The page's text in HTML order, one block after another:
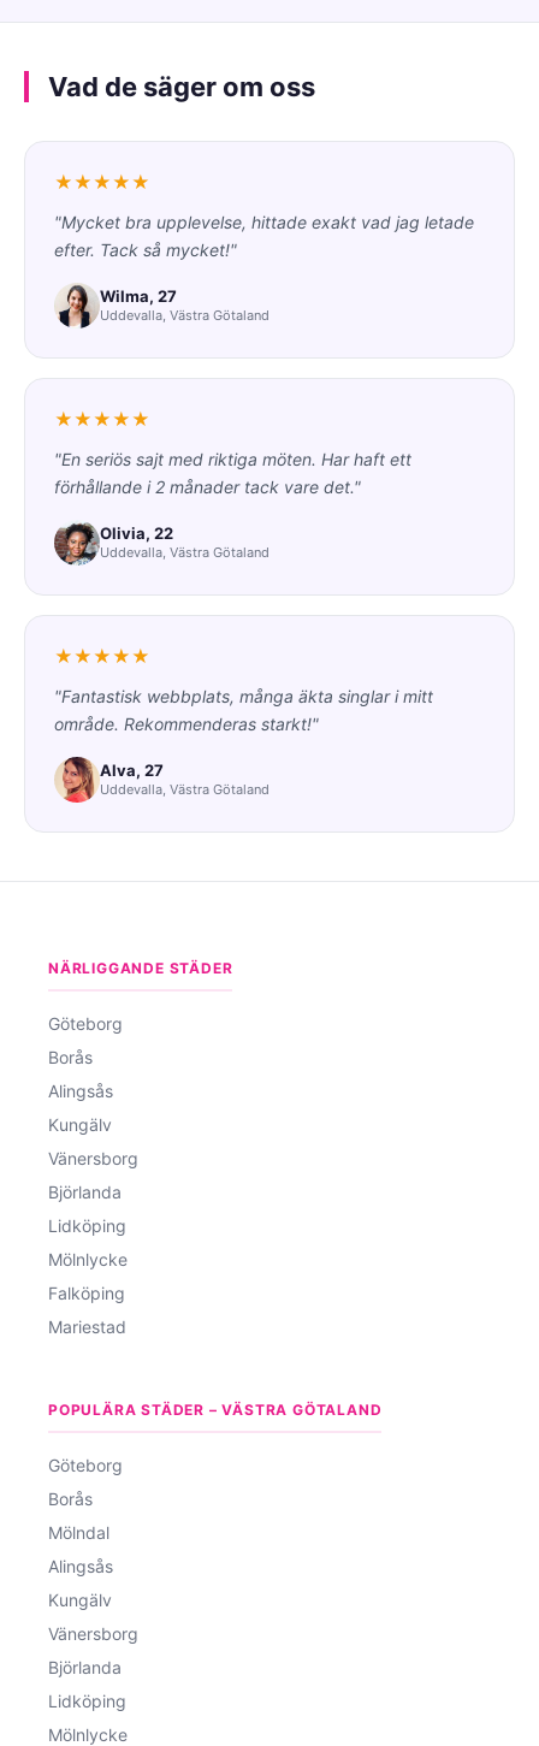
Vad de säger om oss
★★★★★
"Mycket bra upplevelse, hittade exakt vad jag letade
efter. Tack så mycket!"
Wilma, 27
Uddevalla, Västra Götaland
★★★★★
"En seriös sajt med riktiga möten. Har haft ett
förhållande i 2 månader tack vare det."
Olivia, 22
Uddevalla, Västra Götaland
★★★★★
"Fantastisk webbplats, många äkta singlar i mitt
område. Rekommenderas starkt!"
Alva, 27
Uddevalla, Västra Götaland
NÄRLIGGANDE STÄDER
Göteborg
Borås
Alingsås
Kungälv
Vänersborg
Björlanda
Lidköping
Mölnlycke
Falköping
Mariestad
POPULÄRA STÄDER – VÄSTRA GÖTALAND
Göteborg
Borås
Mölndal
Alingsås
Kungälv
Vänersborg
Björlanda
Lidköping
Mölnlycke